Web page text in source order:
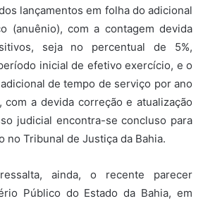
lançamentos em folha do adicional
(anuênio), com a contagem devida
seja no percentual de 5%,
inicial de efetivo exercício, e o
de tempo de serviço por ano
a devida correção e atualização
judicial encontra-se concluso para
no Tribunal de Justiça da Bahia.
ainda, o recente parecer
Público do Estado da Bahia, em